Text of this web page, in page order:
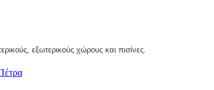
εξωτερικούς χώρους και πισίνες.